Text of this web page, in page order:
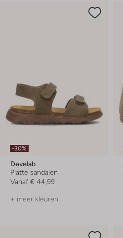
-30%
Develab
Platte sandalen
Vanaf € 44,99
+ meer kleuren